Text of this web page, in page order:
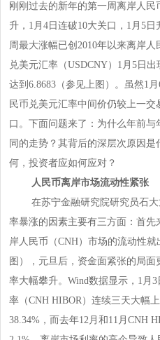
刚刚过去的新年的第一周离岸人
升，1月4日连破10大关口，1月5
周最大涨幅已创2010年以来离岸
兑美元汇率（USDCNY）1月5日
达到6.8683（参见上图）。虽然1
民币兑美元汇率中间价仍较上一交
口。下面问题来了：为什么年前
同的走势？其背后的深层次原因
何，投资者应如何应对？
人民币离岸市场流动性紧张
在苏宁金融研究院研究员石大
率暴涨的因素主要有三方面：首先
岸人民币（CNH）市场的流动性
图），元旦后，资金面紧张的局
率大幅攀升。Wind数据显示，1月
率（CNH HIBOR）连续三天大幅
38.34%，而去年12月和11月CNH